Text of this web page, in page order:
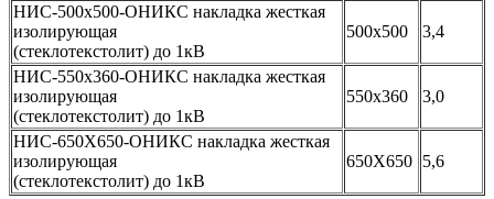
НИС-500х500-ОНИКС накладка жесткая
изолирующая
(стеклотекстолит) до 1кВ
500х500 3,4
НИС-550х360-ОНИКС накладка жесткая
изолирующая
(стеклотекстолит) до 1кВ
550х360 3,0
НИС-650Х650-ОНИКС накладка жесткая
изолирующая
(стеклотекстолит) до 1кВ
650Х650 5,6